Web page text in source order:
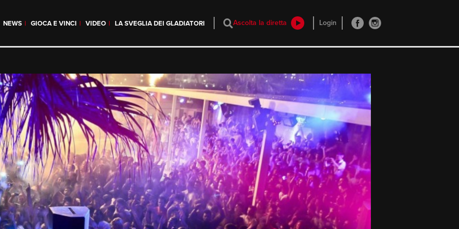
NEWS GIOCA E VINCI VIDEO LA SVEGLIA DEI GLADIATORI Ascolta la diretta Login